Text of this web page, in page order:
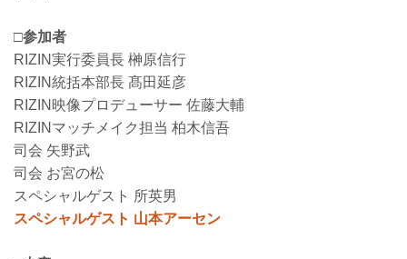
□参加者
RIZIN実行委員長 榊原信行
RIZIN統括本部長 髙田延彦
RIZIN映像プロデューサー 佐藤大輔
RIZINマッチメイク担当 柏木信吾
司会 矢野武
司会 お宮の松
スペシャルゲスト 所英男
スペシャルゲスト 山本アーセン